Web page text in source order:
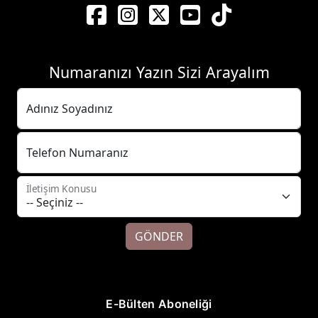
Numaranızı Yazın Sizi Arayalım
Adınız Soyadınız
Telefon Numaranız
İletişim Konusu
GÖNDER
E-Bülten Aboneliği